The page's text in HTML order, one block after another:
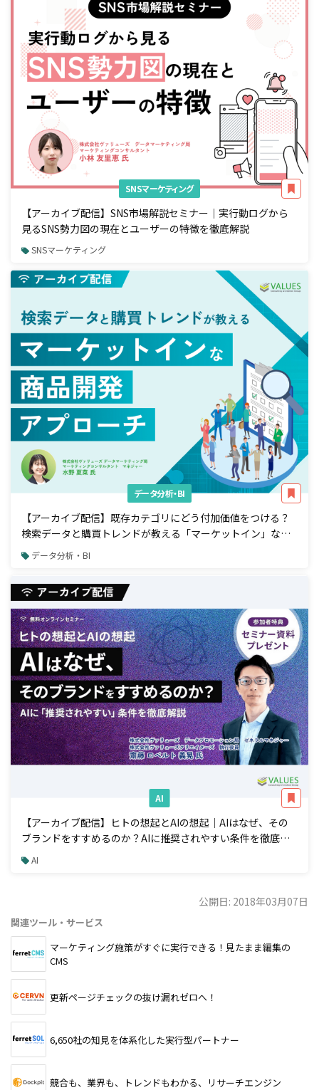
SNSマーケティング
【アーカイブ配信】SNS市場解説セミナー｜実行動ログから
見るSNS勢力図の現在とユーザーの特徴を徹底解説
SNSマーケティング
データ分析・BI
【アーカイブ配信】既存カテゴリにどう付加価値をつける？
検索データと購買トレンドが教える「マーケットイン」な商
品開発アプローチ
データ分析・BI
AI
【アーカイブ配信】ヒトの想起とAIの想起｜AIはなぜ、その
ブランドをすすめるのか？AIに推奨されやすい条件を徹底解
説 AI
公開日: 2018年03月07日
関連ツール・サービス
マーケティング施策がすぐに実行できる！見たまま編集の
CMS
更新ページチェックの抜け漏れゼロへ！
6,650社の知見を体系化した実行型パートナー
競合も、業界も、トレンドもわかる、リサーチエンジン